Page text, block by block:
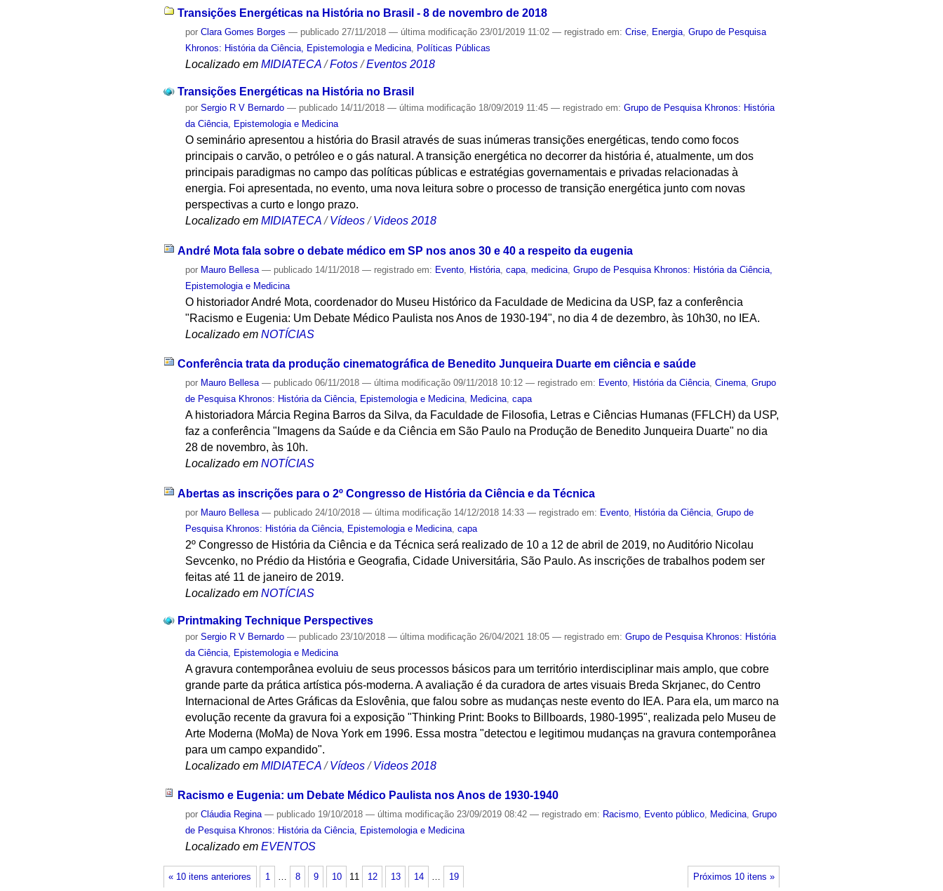
Transições Energéticas na História no Brasil - 8 de novembro de 2018
porClara Gomes Borges — publicado 27/11/2018— última modificação 23/01/2019 11:02— registrado em:Crise, Energia,Grupo de Pesquisa
Khronos: História da Ciência, Epistemologia e Medicina, Políticas Públicas
Localizado em MIDIATECA /Fotos /Eventos 2018
Transições Energéticas na História no Brasil
porSergio R V Bernardo — publicado 14/11/2018— última modificação 18/09/2019 11:45— registrado em:Grupo de Pesquisa Khronos: História
da Ciência, Epistemologia e Medicina
O seminário apresentou a história do Brasil através de suas inúmeras transições energéticas, tendo como focos
principais o carvão, o petróleo e o gás natural. A transição energética no decorrer da história é, atualmente, um dos
principais paradigmas no campo das políticas públicas e estratégias governamentais e privadas relacionadas à
energia. Foi apresentada, no evento, uma nova leitura sobre o processo de transição energética junto com novas
perspectivas a curto e longo prazo.
Localizado em MIDIATECA /Vídeos /Videos 2018
André Mota fala sobre o debate médico em SP nos anos 30 e 40 a respeito da eugenia
por Mauro Bellesa — publicado 14/11/2018— registrado em: Evento História ,capa ,medicina ,Grupo de Pesquisa Khronos: História da Ciência,
Epistemologia e Medicina
O historiador André Mota, coordenador do Museu Histórico da Faculdade de Medicina da USP, faz a conferência
"Racismo e Eugenia: Um Debate Médico Paulista nos Anos de 1930-194", no dia 4 de dezembro, às 10h30, no IEA.
Localizado em NOTÍCIAS
Conferência trata da produção cinematográfica de Benedito Junqueira Duarte em ciência e saúde
por Mauro Bellesa — publicado 06/11/2018— última modificação 09/11/2018 10:12— registrado em: Evento, História da Ciência,Cinema,Grupo
de Pesquisa Khronos: História da Ciência, Epistemologia e Medicina, Medicina,capa
A historiadora Márcia Regina Barros da Silva, da Faculdade de Filosofia, Letras e Ciências Humanas (FFLCH) da USP,
faz a conferência "Imagens da Saúde e da Ciência em São Paulo na Produção de Benedito Junqueira Duarte" no dia
28 de novembro, às 10h.
Localizado em NOTÍCIAS
Abertas as inscrições para o 2º Congresso de História da Ciência e da Técnica
por Mauro Bellesa — publicado 24/10/2018— última modificação 14/12/2018 14:33— registrado em: Evento História da Ciência ,Grupo de
Pesquisa Khronos: História da Ciência, Epistemologia e Medicina ,capa
2º Congresso de História da Ciência e da Técnica será realizado de 10 a 12 de abril de 2019, no Auditório Nicolau
Sevcenko, no Prédio da História e Geografia, Cidade Universitária, São Paulo. As inscrições de trabalhos podem ser
feitas até 11 de janeiro de 2019.
Localizado em NOTÍCIAS
Printmaking Technique Perspectives
porSergio R V Bernardo — publicado 23/10/2018— última modificação 26/04/2021 18:05— registrado em:Grupo de Pesquisa Khronos: História
da Ciência, Epistemologia e Medicina
A gravura contemporânea evoluiu de seus processos básicos para um território interdisciplinar mais amplo, que cobre
grande parte da prática artística pós-moderna. A avaliação é da curadora de artes visuais Breda Skrjanec, do Centro
Internacional de Artes Gráficas da Eslovênia, que falou sobre as mudanças neste evento do IEA. Para ela, um marco na
evolução recente da gravura foi a exposição "Thinking Print: Books to Billboards, 1980-1995", realizada pelo Museu de
Arte Moderna (MoMa) de Nova York em 1996. Essa mostra "detectou e legitimou mudanças na gravura contemporânea
para um campo expandido".
Localizado em MIDIATECA /Vídeos /Videos 2018
Racismo e Eugenia: um Debate Médico Paulista nos Anos de 1930-1940
porCláudia Regina — publicado 19/10/2018— última modificação 23/09/2019 08:42— registrado em: Racismo, Evento público, Medicina,Grupo
de Pesquisa Khronos: História da Ciência, Epistemologia e Medicina
Localizado em EVENTOS
« 10 itens anteriores Próximos 10 itens »
1 8 9 10 11 12 13 14 19